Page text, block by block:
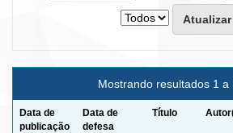
Mostrando resultados 1 a
Data de
publicação
Data de
defesa
Título